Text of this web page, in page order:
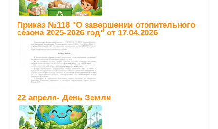
Приказ №118 "О завершении отопительного
сезона 2025-2026 год" от 17.04.2026
22 апреля- День Земли